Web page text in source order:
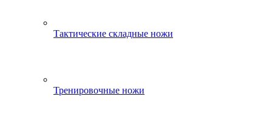
Тактические складные ножи
Тренировочные ножи